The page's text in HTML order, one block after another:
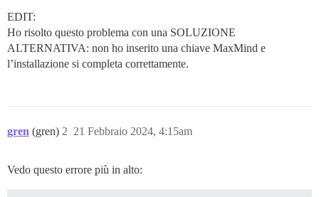
EDIT:
Ho risolto questo problema con una SOLUZIONE
ALTERNATIVA: non ho inserito una chiave MaxMind e
l’installazione si completa correttamente.
gren (gren) 21 Febbraio 2024, 4:15am
2
Vedo questo errore più in alto: